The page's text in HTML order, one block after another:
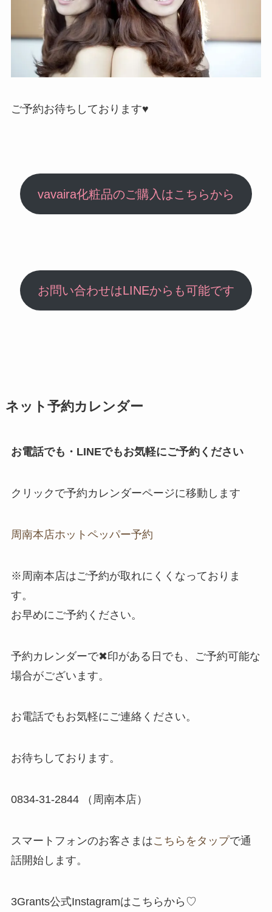
ご予約お待ちしております♥
vavaira化粧品のご購入はこちらから
お問い合わせはLINEからも可能です
ネット予約カレンダー
お電話でも・LINEでもお気軽にご予約ください
クリックで予約カレンダーページに移動します
周南本店ホットペッパー予約
※周南本店はご予約が取れにくくなっておりま
す。
お早めにご予約ください。
予約カレンダーで✖印がある日でも、ご予約可能な
場合がございます。
お電話でもお気軽にご連絡ください。
お待ちしております。
​0834-31-2844 （周南本店）
スマートフォンのお客さまはこちらをタップで通
話開始します。
3Grants公式Instagramはこちらから♡